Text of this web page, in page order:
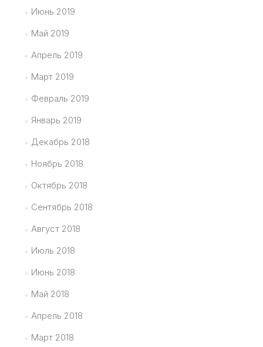
Июнь 2019
Май 2019
Апрель 2019
Март 2019
Февраль 2019
Январь 2019
Декабрь 2018
Ноябрь 2018
Октябрь 2018
Сентябрь 2018
Август 2018
Июль 2018
Июнь 2018
Май 2018
Апрель 2018
Март 2018